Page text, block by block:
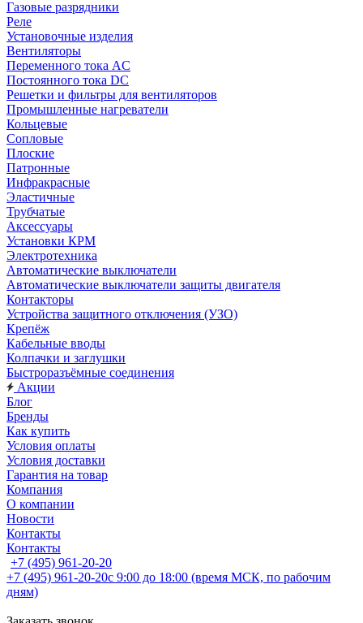
Газовые разрядники
Реле
Установочные изделия
Вентиляторы
Переменного тока AC
Постоянного тока DC
Решетки и фильтры для вентиляторов
Промышленные нагреватели
Кольцевые
Сопловые
Плоские
Патронные
Инфракрасные
Эластичные
Трубчатые
Аксессуары
Установки КРМ
Электротехника
Автоматические выключатели
Автоматические выключатели защиты двигателя
Контакторы
Устройства защитного отключения (УЗО)
Крепёж
Кабельные вводы
Колпачки и заглушки
Быстроразъёмные соединения
Акции
Блог
Бренды
Как купить
Условия оплаты
Условия доставки
Гарантия на товар
Компания
О компании
Новости
Контакты
Контакты
+7 (495) 961-20-20
+7 (495) 961-20-20с 9:00 до 18:00 (время МСК, по рабочим
дням)